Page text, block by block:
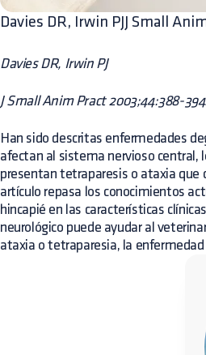
Davies DR, Irwin PJJ Small
Davies DR, Irwin PJ
J Small Anim Pract 2003;44:388-
Han sido descritas enfermedades
afectan al sistema nervioso central,
presentan tetraparesis o ataxia que
artículo repasa los conocimientos
hincapié en las características
neurológico puede ayudar al
ataxia o tetraparesia, la